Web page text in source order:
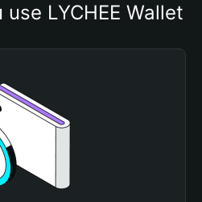
LYCHEE Wallet